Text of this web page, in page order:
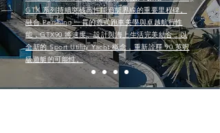
GTX 系列持續突破高性能遊艇界線的重要里程碑。
融合 Pershing 一貫的義式跑車美學與卓越航行性
能，GTX90 將速度、設計與海上生活完美結合，以
全新的 Sport Utility Yacht 概念，重新詮釋 90 英呎
級遊艇的可能性。